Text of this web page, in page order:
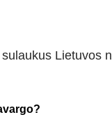
Lietuvos